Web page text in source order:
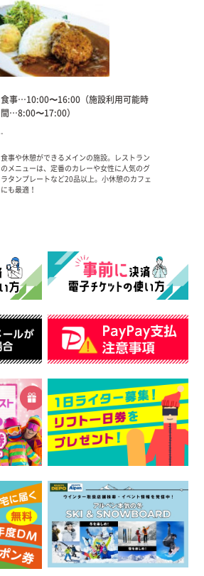
食事…10:00〜16:00（施設利用可能時
間…8:00〜17:00）
-
食事や休憩ができるメインの施設。レストラン
のメニューは、定番のカレーや女性に人気のグ
ラタンプレートなど20品以上。小休憩のカフェ
にも最適！